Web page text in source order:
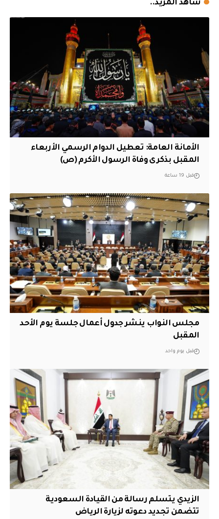
شاهد المزيد..
الأمانة العامة: تعطيل الدوام الرسمي الأربعاء
المقبل بذكرى وفاة الرسول الأكرم (ص)
قبل 19 ساعة
مجلس النواب ينشر جدول أعمال جلسة يوم الأحد
المقبل
قبل يوم واحد
الزيدي يتسلم رسالة من القيادة السعودية
تتضمن تجديد دعوته لزيارة الرياض